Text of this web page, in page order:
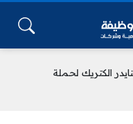
الكتريك لحملة